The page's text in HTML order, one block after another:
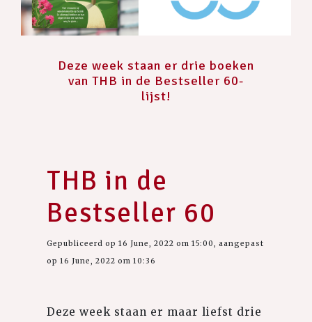
Deze week staan er drie boeken
van THB in de Bestseller 60-
lijst!
THB in de
Bestseller 60
Gepubliceerd op 16 June, 2022 om 15:00, aangepast
op 16 June, 2022 om 10:36
Deze week staan er maar liefst drie